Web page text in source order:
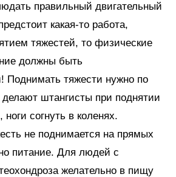
правильный двигательный
какая-то работа,
тяжестей, то физические
должны быть
Поднимать тяжести нужно по
делают штангисты при поднятии
согнуть в коленях.
не поднимается на прямых
питание. Для людей с
желательно в пищу